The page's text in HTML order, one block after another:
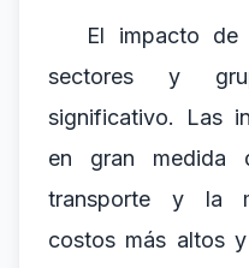
El impacto de
sectores y
significativo. Las
en gran medida
transporte y la
costos más altos